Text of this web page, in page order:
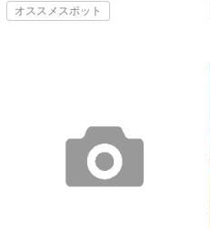
オススメスポット